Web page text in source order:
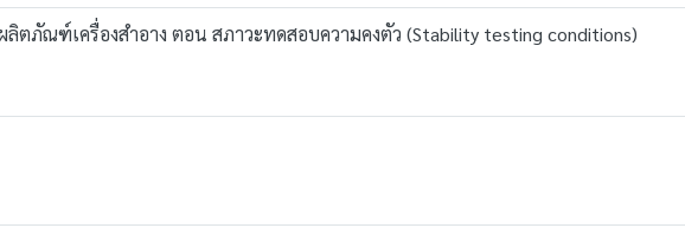
ลิตภัณฑ์เครื่องสำอาง ตอน สภาวะทดสอบความคงตัว (Stability testing conditions)